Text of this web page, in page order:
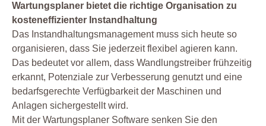
Wartungsplaner bietet die richtige Organisation zu
kosteneffizienter Instandhaltung
Das Instandhaltungsmanagement muss sich heute so
organisieren, dass Sie jederzeit flexibel agieren kann.
Das bedeutet vor allem, dass Wandlungstreiber frühzeitig
erkannt, Potenziale zur Verbesserung genutzt und eine
bedarfsgerechte Verfügbarkeit der Maschinen und
Anlagen sichergestellt wird.
Mit der Wartungsplaner Software senken Sie den